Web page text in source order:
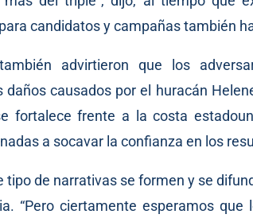
candidatos y campañas también
advirtieron que los
causados por el huracán
fortalece frente a la costa
a socavar la confianza en los
de narrativas se formen y se
“Pero ciertamente esperamos que